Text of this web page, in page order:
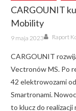
CARGOUNIT
Mobility
Posted
on
9 maja 2023 Author
Raport
CARGOUNIT
Vectronów MS. Po
42 elektrowozami
Smartronami.
to klucz do realizacji